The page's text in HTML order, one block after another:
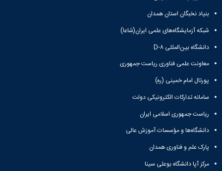
مصالح
مواد
آزمایشگاه
باستان
شناسی
آزمایشگاه
هوش
ربات
بینایی
اولویت
های
طرح
های
پژوهشی
کارگروه
اخلاق
در
پژوهش
کرسی
پردازی
دانشگاه
های
اعضای
هیات
سایر
آیین
ها
بنیاد نخبگان استان همدان
شبکه آزمایشگاه‌های علمی ایران(شاعا)
دانشگاه بین‌المللی D-۸
معاونت علمی فناوری ریاست جمهوری
پورتال امام خمینی (ره)
سامانه تدارکات الکترونیکی دولت
ریاست جمهوری اسلامی ایران
دانشگاه‌ها و مؤسسات آموزش عالی
پارک علم و فناوری همدان
مرکز آپا دانشگاه بوعلی سینا